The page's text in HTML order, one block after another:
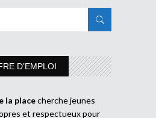
D’EMPLOI
la placecherche jeunes
et respectueux pour